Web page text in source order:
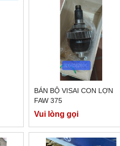
BÁN BỘ VISAI CON LỢN
FAW 375
Vui lòng gọi